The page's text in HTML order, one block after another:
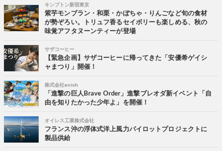
キンプトン新宿東京
紫芋モンブラン・和栗・かぼちゃ・りんごなど旬の食材
が勢ぞろい。トリュフ香るセイボリーも楽しめる、秋の
味覚アフタヌーンティーが登場
サザコーヒー
【緊急企画】サザコーヒーに帰ってきた「安優希ゲイシ
ャまつり」開催！
株式会社enish
「進撃の巨人Brave Order」進撃ブレオダ新イベント「自
由を知りたかった少年よ」を開催！
オイレス工業株式会社
フランス沖の浮体式洋上風力パイロットプロジェクトに
製品供給